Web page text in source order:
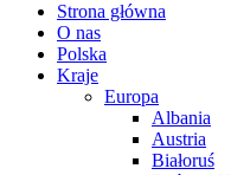
Strona główna
O nas
Polska
Kraje
Europa
Albania
Austria
Białoruś